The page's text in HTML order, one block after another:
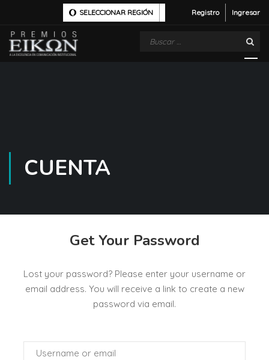
SELECCIONAR REGIÓN Ingresar
Registro
CUENTA
Get Your Password
Lost your password? Please enter your username or
email address. You will receive a link to create a new
password via email.